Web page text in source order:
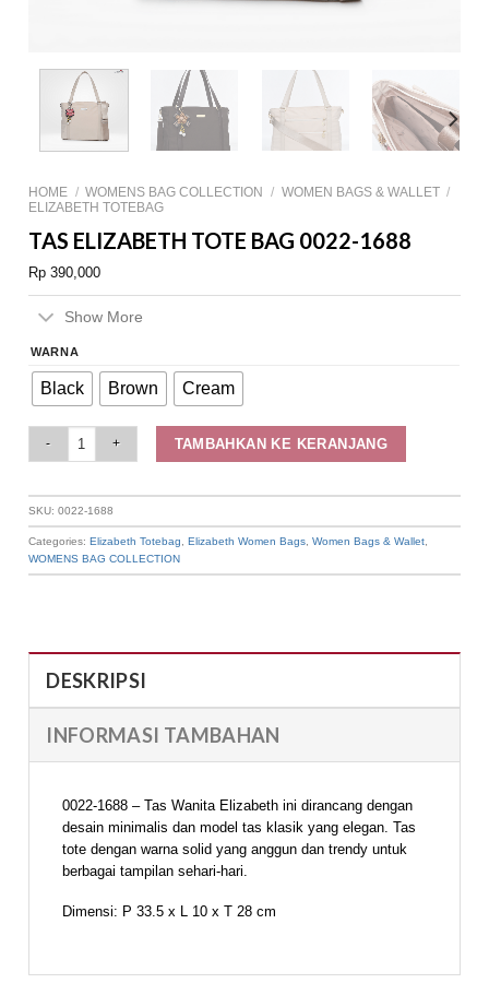
HOME / WOMENS BAG COLLECTION / WOMEN BAGS & WALLET /
ELIZABETH TOTEBAG
TAS ELIZABETH TOTE BAG 0022-1688
Rp 390,000
Show More
WARNA
Black Brown Cream
TAMBAHKAN KE KERANJANG
SKU:0022-1688
Categories:Elizabeth Totebag ,Elizabeth Women Bags ,Women Bags & Wallet
WOMENS BAG COLLECTION
DESKRIPSI
INFORMASI TAMBAHAN
0022-1688 – Tas Wanita Elizabeth ini dirancang dengan
desain minimalis dan model tas klasik yang elegan. Tas
tote dengan warna solid yang anggun dan trendy untuk
berbagai tampilan sehari-hari.
Dimensi: P 33.5 x L 10 x T 28 cm